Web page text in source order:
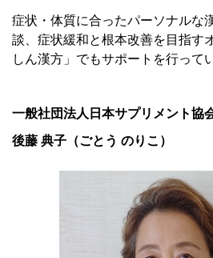
症状・体質に合ったパーソナルな
談、症状緩和と根本改善を目指す
しん漢方」でもサポートを行って
一般社団法人日本サプリメント協
後藤 典子（ごとう のりこ）